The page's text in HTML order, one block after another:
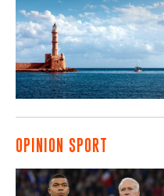
OPINION SPORT